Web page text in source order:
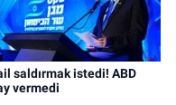
saldırmak istedi! ABD
vermedi